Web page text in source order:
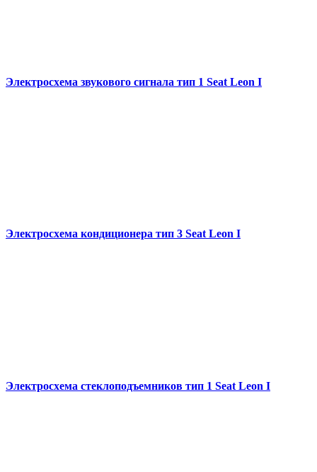
Электросхема звукового сигнала тип 1 Seat Leon I
Электросхема кондиционера тип 3 Seat Leon I
Электросхема стеклоподъемников тип 1 Seat Leon I